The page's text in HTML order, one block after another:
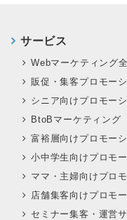
サービス
Webマーケティング
販促・集客プロモー
シニア向けプロモー
BtoBマーケティング
富裕層向けプロモー
小中学生向けプロモ
ママ・主婦向けプロ
店舗集客向けプロモ
セミナー集客・運営